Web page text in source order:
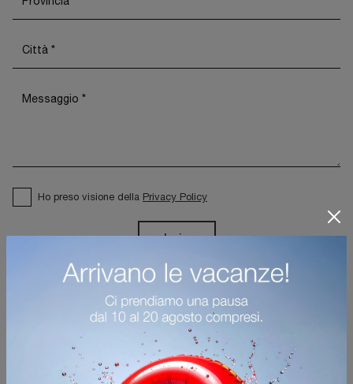
Sfoglia i cataloghi
Ho preso visione della Privacy Policy